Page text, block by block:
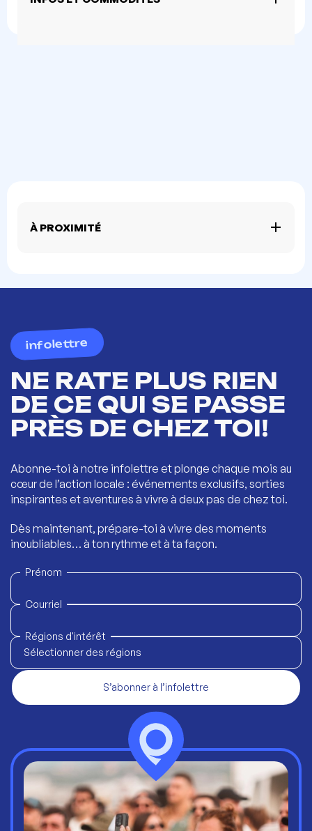
À PROXIMITÉ
infolettre
NE RATE PLUS RIEN
DE CE QUI SE PASSE
PRÈS DE CHEZ TOI!
Abonne-toi à notre infolettre et plonge chaque mois au
cœur de l’action locale : événements exclusifs, sorties
inspirantes et aventures à vivre à deux pas de chez toi.
Dès maintenant, prépare-toi à vivre des moments
inoubliables… à ton rythme et à ta façon.
Prénom
Courriel
Régions d'intérêt
Sélectionner des régions
S’abonner à l’infolettre